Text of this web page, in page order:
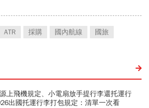
ATR 採購 國內航線 國旅
上飛機規定、小電扇放手提行李還托運行
出國托運行李打包規定：清單一次看